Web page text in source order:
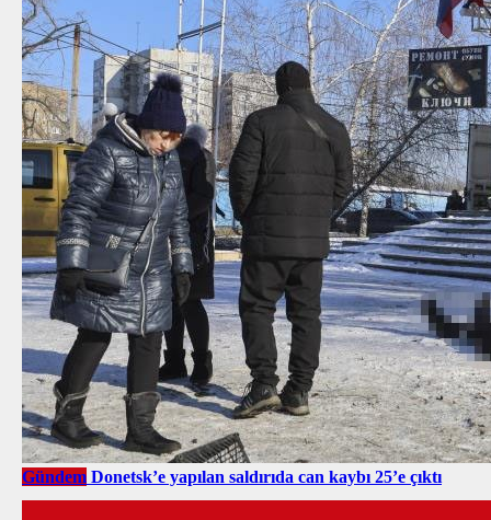
Gündem Donetsk’e yapılan saldırıda can kaybı 25’e çıktı